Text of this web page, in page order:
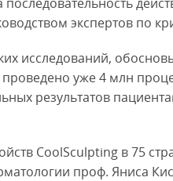
экспертов по
исследований,
уже 4 млн
результатов
CoolSculpting в 75
проф. Яниса